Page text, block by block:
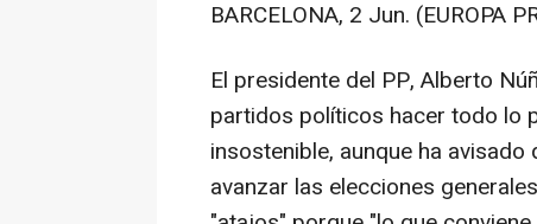
BARCELONA, 2 Jun. (EUROPA
El presidente del PP, Alberto
partidos políticos hacer todo lo
insostenible, aunque ha
avanzar las elecciones